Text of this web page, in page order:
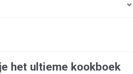
het ultieme kookboek